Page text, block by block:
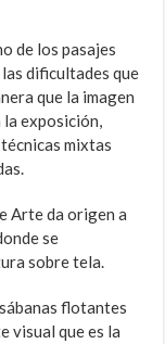
de los pasajes
dificultades que
que la imagen
exposición,
mixtas
Arte da origen a
se
sobre tela.
flotantes
visual que es la